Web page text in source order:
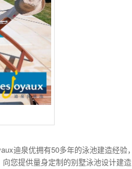
迪泉优拥有50多年的泳池建造经验，
您提供量身定制的别墅泳池设计建造